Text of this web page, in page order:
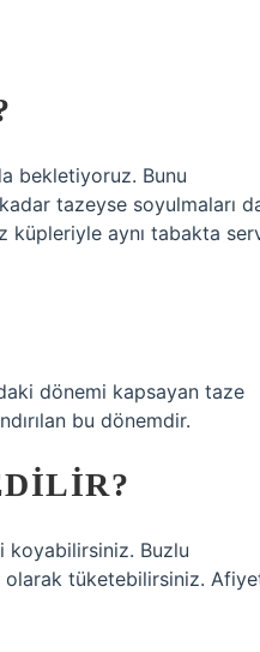
bekletiyoruz. Bunu
tazeyse soyulmaları
küpleriyle aynı tabakta
dönemi kapsayan taze
bu dönemdir.
koyabilirsiniz. Buzlu
olarak tüketebilirsiniz.